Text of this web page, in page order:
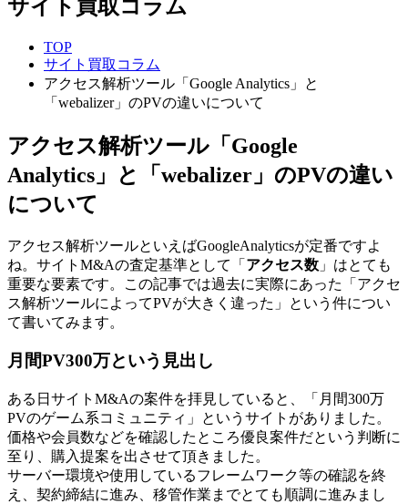
サイト買取コラム
TOP
サイト買取コラム
アクセス解析ツール「Google Analytics」と
「webalizer」のPVの違いについて
アクセス解析ツール「Google
Analytics」と「webalizer」のPVの違い
について
アクセス解析ツールといえばGoogleAnalyticsが定番ですよ
ね。サイトM&Aの査定基準として「 アクセス数 」はとても
重要な要素です。この記事では過去に実際にあった「アクセ
ス解析ツールによってPVが大きく違った」という件につい
て書いてみます。
月間PV300万という見出し
ある日サイトM&Aの案件を拝見していると、「月間300万
PVのゲーム系コミュニティ」というサイトがありました。
価格や会員数などを確認したところ優良案件だという判断に
至り、購入提案を出させて頂きました。
サーバー環境や使用しているフレームワーク等の確認を終
え、契約締結に進み、移管作業までとても順調に進みまし